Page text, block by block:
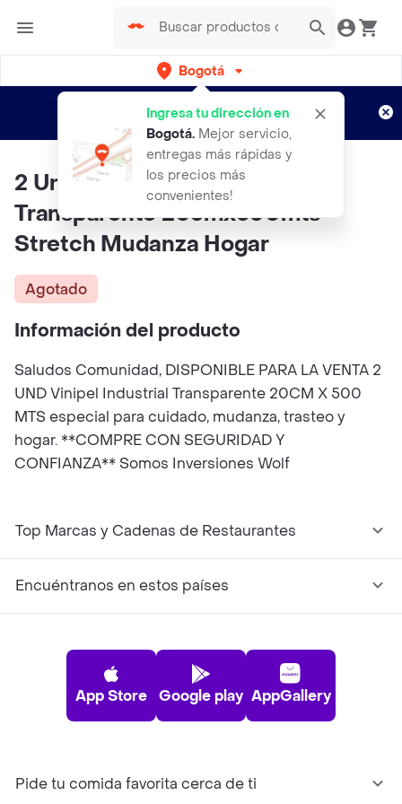
Bogotá
Ingresa tu dirección en
Bogotá. Mejor servicio,
entregas más rápidas y
los precios más
convenientes!
envíos gratis por semanas
Aplican TyC
2 Und Vinipel Industrial
Transparente 20cmx500mts
Stretch Mudanza Hogar
Agotado
Información del producto
Saludos Comunidad, DISPONIBLE PARA LA VENTA 2
UND Vinipel Industrial Transparente 20CM X 500
MTS especial para cuidado, mudanza, trasteo y
hogar. **COMPRE CON SEGURIDAD Y
CONFIANZA** Somos Inversiones Wolf
Top Marcas y Cadenas de Restaurantes
Encuéntranos en estos países
App Store Google play AppGallery
Pide tu comida favorita cerca de ti